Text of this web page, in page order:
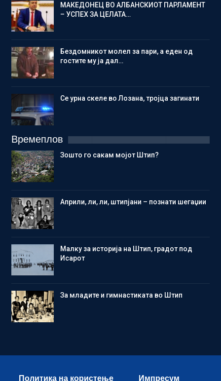
МАКЕДОНЕЦ ВО АЛБАНСКИОТ ПАРЛАМЕНТ
– УСПЕХ ЗА ЦЕЛАТА…
Бездомникот молел за пари, а еден од
гостите му ја дал…
Се урна скеле во Лозана, тројца загинати
Времеплов
Зошто го сакам мојот Штип?
Aприли, ли, ли, штипјани – познати шегаџии
Малку за историја на Штип, градот под
Исарот
Зa младите и гимнастиката во Штип
Политика на користење Импресум